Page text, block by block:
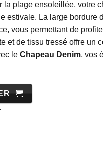
la plage ensoleillée, votre
estivale. La large bordure
vous permettant de
et de tissu tressé offre un
le Chapeau Denim, vos